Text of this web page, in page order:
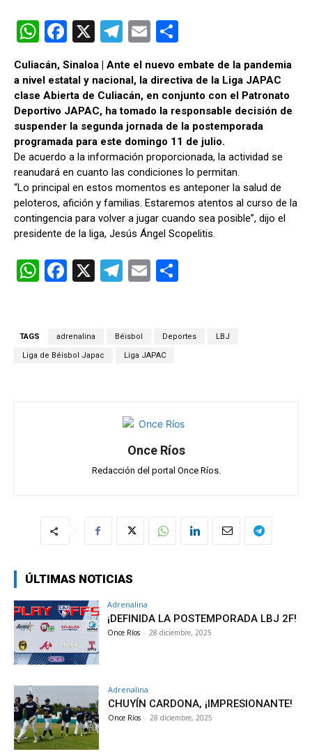
W
h
at
s
A
p
p
F
a
ce
b
o
o
k
X
T
e
gr
a
m
E
ail m
p
ar
tir
Culiacán, Sinaloa | Ante el nuevo embate de la pandemia
a nivel estatal y nacional, la directiva de la Liga JAPAC
clase Abierta de Culiacán, en conjunto con el Patronato
Deportivo JAPAC, ha tomado la responsable decisión de
suspender la segunda jornada de la postemporada
programada para este domingo 11 de julio.
De acuerdo a la información proporcionada, la actividad se
reanudará en cuanto las condiciones lo permitan.
“Lo principal en estos momentos es anteponer la salud de
peloteros, afición y familias. Estaremos atentos al curso de la
contingencia para volver a jugar cuando sea posible”, dijo el
presidente de la liga, Jesús Ángel Scopelitis.
W
A
F
b
o
X
T
gr
a
E
p
TAGS adrenalina Béisbol Deportes LBJ
Liga de Béisbol Japac Liga JAPAC
Once Ríos
Redacción del portal Once Ríos.
ÚLTIMAS NOTICIAS
Adrenalina
¡DEFINIDA LA POSTEMPORADA LBJ 2F!
Once Ríos - 28 diciembre, 2025
Adrenalina
CHUYÍN CARDONA, ¡IMPRESIONANTE!
Once Ríos - 28 diciembre, 2025